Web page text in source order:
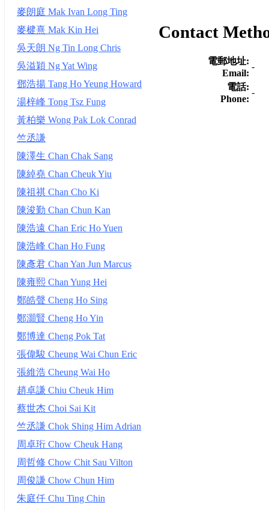
Contact
電郵地址:
Email:
-
電話:
Phone:
-
麥朗庭 Mak Ivan Long Ting
麥楗熹 Mak Kin Hei
吳天朗 Ng Tin Long Chris
吳溢穎 Ng Yat Wing
鄧浩揚 Tang Ho Yeung Howard
湯梓峰 Tong Tsz Fung
黃柏樂 Wong Pak Lok Conrad
竺丞謙
陳澤生 Chan Chak Sang
陳綽堯 Chan Cheuk Yiu
陳祖祺 Chan Cho Ki
陳浚勤 Chan Chun Kan
陳浩遠 Chan Eric Ho Yuen
陳浩峰 Chan Ho Fung
陳彥君 Chan Yan Jun Marcus
陳雍熙 Chan Yung Hei
鄭皓聲 Cheng Ho Sing
鄭灝賢 Cheng Ho Yin
鄭博達 Cheng Pok Tat
張偉駿 Cheung Wai Chun Eric
張維浩 Cheung Wai Ho
趙卓謙 Chiu Cheuk Him
蔡世杰 Choi Sai Kit
竺丞謙 Chok Shing Him Adrian
周卓珩 Chow Cheuk Hang
周哲修 Chow Chit Sau Vilton
周俊謙 Chow Chun Him
朱庭仟 Chu Ting Chin